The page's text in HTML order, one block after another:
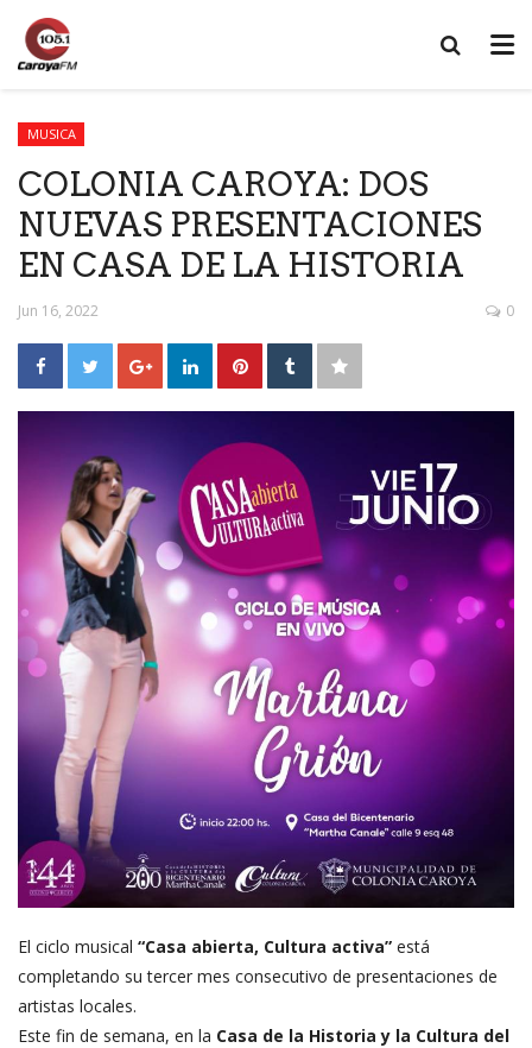
MUSICA
COLONIA CAROYA: DOS
NUEVAS PRESENTACIONES
EN CASA DE LA HISTORIA
Jun 16, 2022 0
El ciclo musical “Casa abierta, Cultura activa” está
completando su tercer mes consecutivo de presentaciones de
artistas locales.
Este fin de semana, en la Casa de la Historia y la Cultura del